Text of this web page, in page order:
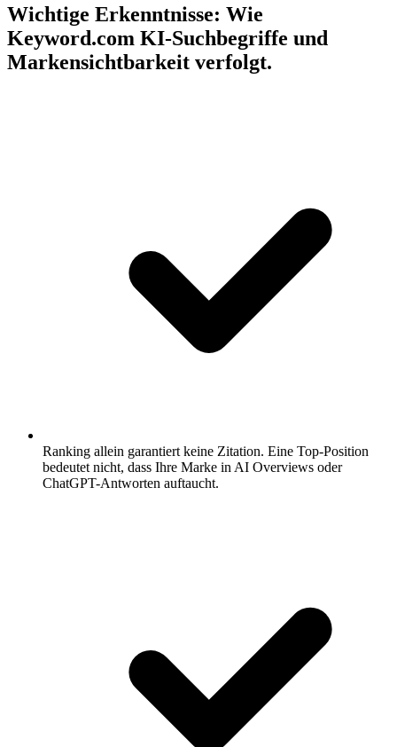
Wichtige Erkenntnisse: Wie
Keyword.com KI-Suchbegriffe und
Markensichtbarkeit verfolgt.
Ranking allein garantiert keine Zitation. Eine Top-Position
bedeutet nicht, dass Ihre Marke in AI Overviews oder
ChatGPT-Antworten auftaucht.